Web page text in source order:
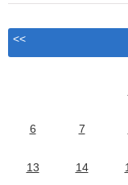
<<
6 7
13 14